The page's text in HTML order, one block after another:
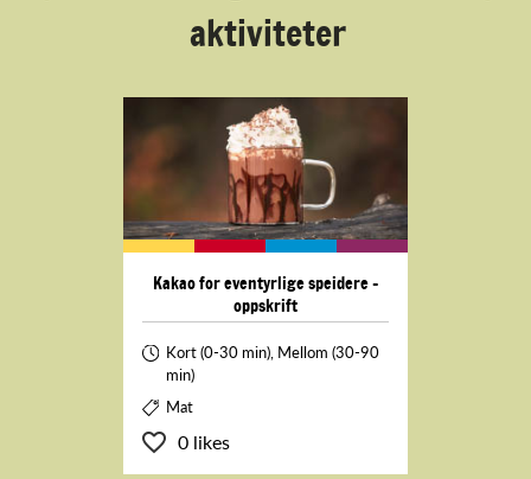
aktiviteter
Kakao for eventyrlige speidere -
oppskrift
Kort (0-30 min), Mellom (30-90
min)
Mat
0 likes